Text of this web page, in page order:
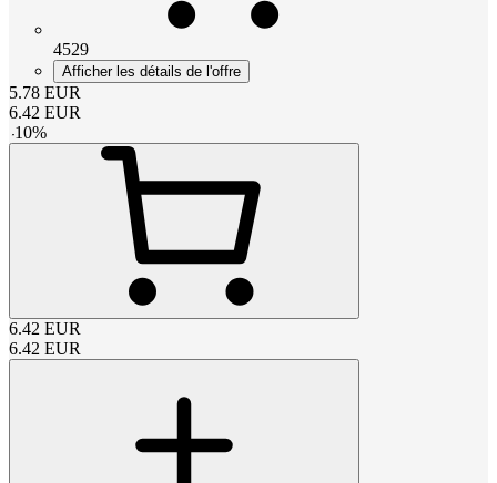
4529
Afficher les détails de l'offre
5.78 EUR
6.42 EUR
-10%
6.42 EUR
6.42 EUR